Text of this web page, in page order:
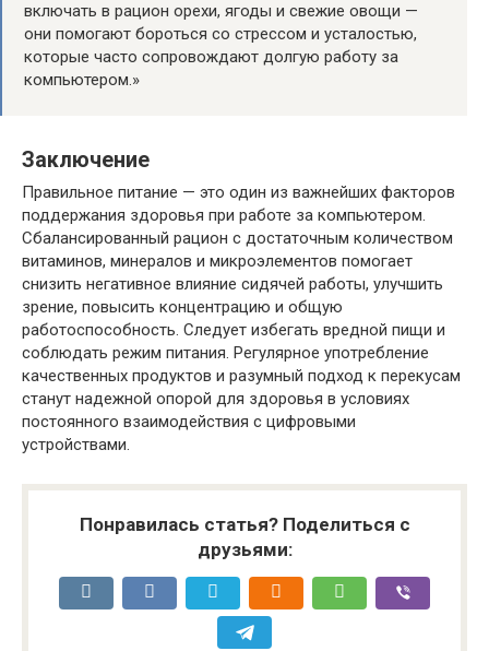
включать в рацион орехи, ягоды и свежие овощи —
они помогают бороться со стрессом и усталостью,
которые часто сопровождают долгую работу за
компьютером.»
Заключение
Правильное питание — это один из важнейших факторов
поддержания здоровья при работе за компьютером.
Сбалансированный рацион с достаточным количеством
витаминов, минералов и микроэлементов помогает
снизить негативное влияние сидячей работы, улучшить
зрение, повысить концентрацию и общую
работоспособность. Следует избегать вредной пищи и
соблюдать режим питания. Регулярное употребление
качественных продуктов и разумный подход к перекусам
станут надежной опорой для здоровья в условиях
постоянного взаимодействия с цифровыми
устройствами.
Понравилась статья? Поделиться с
друзьями: